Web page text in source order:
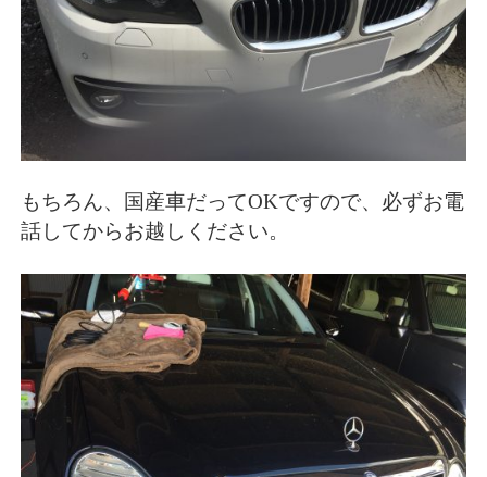
もちろん、国産車だってOKですので、必ずお電
話してからお越しください。